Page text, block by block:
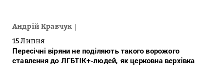
Андрій Кравчук
15 Липня
Пересічні віряни не поділяють такого ворожого
ставлення до ЛГБТІК+-людей, як церковна верхівка